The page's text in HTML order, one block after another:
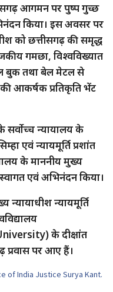
आगमन पर पुष्प गुच्छ
किया। इस अवसर पर
को छत्तीसगढ़ की समृद्ध
गमछा, विश्वविख्यात
बुक तथा बेल मेटल से
की आकर्षक प्रतिकृति भेंट
सर्वोच्च न्यायालय के
एवं न्यायमूर्ति प्रशांत
के माननीय मुख्य
एवं अभिनंदन किया।
न्यायमूर्ति
के दीक्षांत
प्रवास पर आए हैं।
of India Justice Surya Kant.